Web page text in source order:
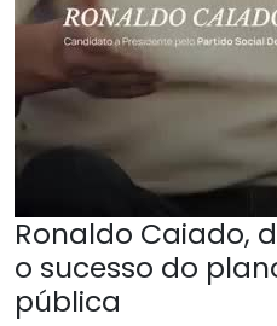
Ronaldo Caiado,
o sucesso do
pública